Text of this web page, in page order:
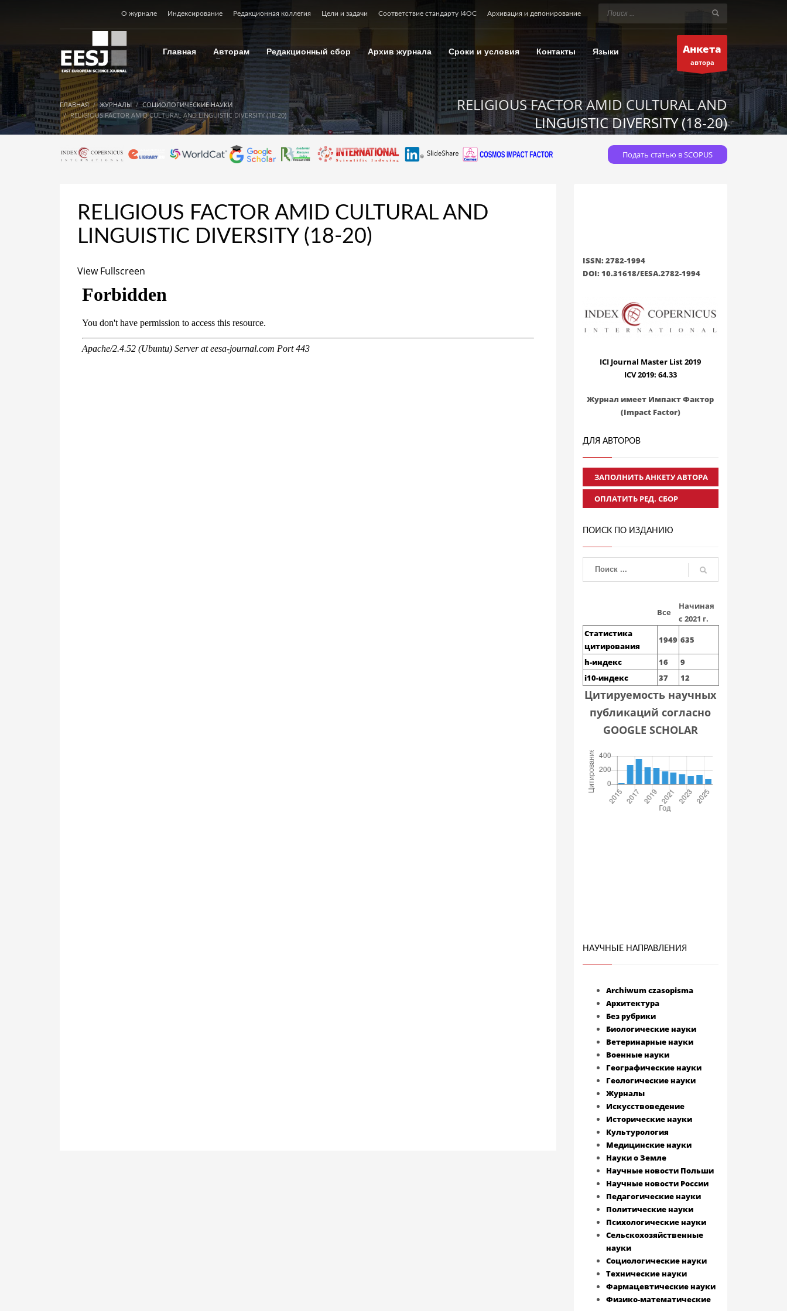
О журнале Индексирование Редакционная коллегия Цели и задачи Соответствие стандарту I4OC Архивация и депонирование
Главная Авторам Редакционный сбор Архив журнала Сроки и условия Контакты Языки Анкета
автора
ГЛАВНАЯ ЖУРНАЛЫ
СОЦИОЛОГИЧЕСКИЕ НАУКИ
RELIGIOUS FACTOR AMID CULTURAL AND LINGUISTIC DIVERSITY (18-20)
RELIGIOUS FACTOR AMID CULTURAL AND
LINGUISTIC DIVERSITY (18-20)
Подать статью в SCOPUS
RELIGIOUS FACTOR AMID CULTURAL AND
LINGUISTIC DIVERSITY (18-20)
View Fullscreen
Перейти
содержимому
PDF
ISSN: 2782-1994
DOI: 10.31618/EESA.2782-1994
ICI Journal Master List 2019
ICV 2019: 64.33
Журнал имеет Импакт Фактор
(Impact Factor)
ДЛЯ АВТОРОВ
ЗАПОЛНИТЬ АНКЕТУ АВТОРА
ОПЛАТИТЬ РЕД. СБОР
ПОИСК ПО ИЗДАНИЮ
Все
Начиная
с 2021 г.
Статистика
цитирования
1949 635
h-индекс 16
9
i10-индекс
37 12
Цитируемость научных
публикаций согласно
GOOGLE SCHOLAR
НАУЧНЫЕ НАПРАВЛЕНИЯ
Archiwum czasopisma
Архитектура
Без рубрики
Биологические науки
Ветеринарные науки
Военные науки
Географические науки
Геологические науки
Журналы
Искусствоведение
Исторические науки
Культурология
Медицинские науки
Науки о Земле
Научные новости Польши
Научные новости России
Педагогические науки
Политические науки
Психологические науки
Сельскохозяйственные
науки
Социологические науки
Технические науки
Фармацевтические науки
Физико-математические